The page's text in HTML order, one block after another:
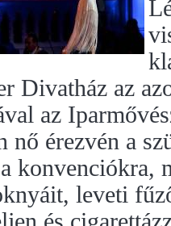
Divatház az
az
nő érezvén a
konvenciókra,
leveti